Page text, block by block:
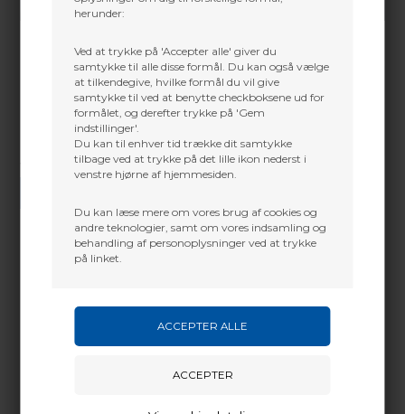
herunder:
Ved at trykke på 'Accepter alle' giver du
samtykke til alle disse formål. Du kan også vælge
at tilkendegive, hvilke formål du vil give
samtykke til ved at benytte checkboksene ud for
formålet, og derefter trykke på 'Gem
indstillinger'.
Du kan til enhver tid trække dit samtykke
tilbage ved at trykke på det lille ikon nederst i
venstre hjørne af hjemmesiden.
Du kan læse mere om vores brug af cookies og
andre teknologier, samt om vores indsamling og
behandling af personoplysninger ved at trykke
på linket.
Sjælland
+45 2751 3356
Vi gør vores bedste for at besvare alle henvendelser indenfor 24 timer.
Mere info
dæmpning
Inkluderer 5 oz og 0,25 oz vægte